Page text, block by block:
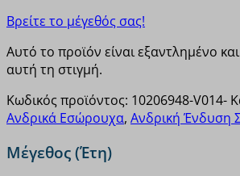
Βρείτε το μέγεθός σας!
Αυτό το προϊόν είναι εξαντλημένο
αυτή τη στιγμή.
Κωδικός προϊόντος: 10206948-V014-
Ανδρικά Εσώρουχα, Ανδρική Ένδυση
Μέγεθος (Έτη)